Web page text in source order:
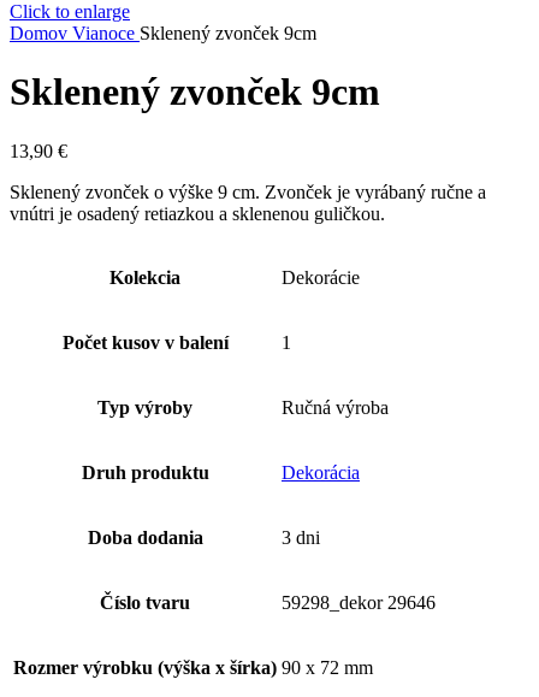
Click to enlarge
Domov Vianoce Sklenený zvonček 9cm
Sklenený zvonček 9cm
13,90 €
Sklenený zvonček o výške 9 cm. Zvonček je vyrábaný ručne a
vnútri je osadený retiazkou a sklenenou guličkou.
Kolekcia Dekorácie
Počet kusov v balení 1
Typ výroby Ručná výroba
Druh produktu Dekorácia
Doba dodania 3 dni
Číslo tvaru 59298_dekor 29646
Rozmer výrobku (výška x šírka) 90 x 72 mm